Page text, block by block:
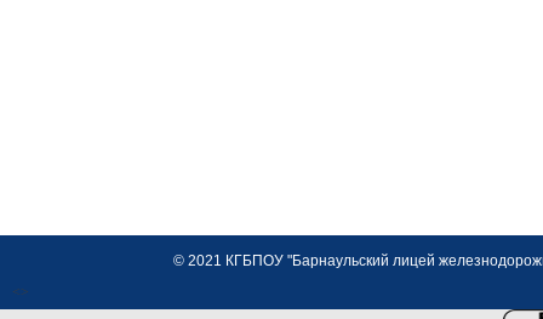
© 2021 КГБПОУ "Барнаульский лицей
<>